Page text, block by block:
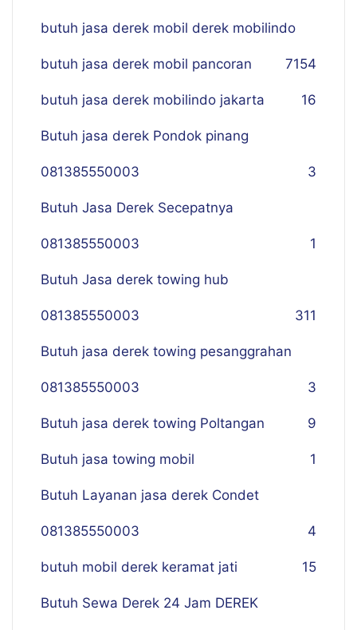
butuh jasa derek mobil derek mobilindo
154
butuh jasa derek mobil pancoran 7
butuh jasa derek mobilindo jakarta 16
Butuh jasa derek Pondok pinang
081385550003 3
Butuh Jasa Derek Secepatnya
081385550003 1
Butuh Jasa derek towing hub
081385550003 311
Butuh jasa derek towing pesanggrahan
081385550003 3
Butuh jasa derek towing Poltangan 9
Butuh jasa towing mobil 1
Butuh Layanan jasa derek Condet
081385550003 4
butuh mobil derek keramat jati 15
Butuh Sewa Derek 24 Jam DEREK